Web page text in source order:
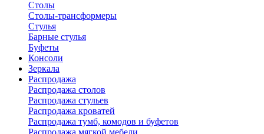
Столы
Столы-трансформеры
Стулья
Барные стулья
Буфеты
Консоли
Зеркала
Распродажа
Распродажа столов
Распродажа стульев
Распродажа кроватей
Распродажа тумб, комодов и буфетов
Распродажа мягкой мебели